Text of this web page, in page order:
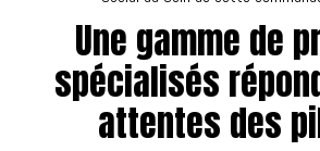
Une gamme de
spécialisés
attentes des